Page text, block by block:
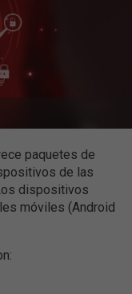
paquetes de
de las
dispositivos
móviles (Android